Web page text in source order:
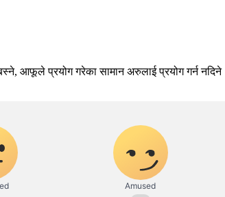
बस्ने, आफूले प्रयोग गरेका सामान अरुलाई प्रयोग गर्न